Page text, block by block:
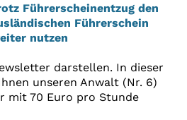
darstellen. In dieser
unseren Anwalt (Nr. 6)
mit 70 Euro pro Stunde